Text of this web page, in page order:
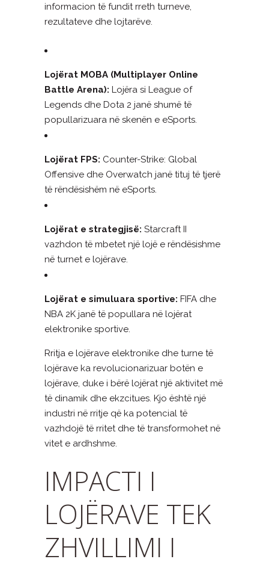
informacion të fundit rreth turneve,
rezultateve dhe lojtarëve.
Lojërat MOBA (Multiplayer Online
Battle Arena): Lojëra si League of
Legends dhe Dota 2 janë shumë të
popullarizuara në skenën e eSports.
Lojërat FPS: Counter-Strike: Global
Offensive dhe Overwatch janë tituj të tjerë
të rëndësishëm në eSports.
Lojërat e strategjisë: Starcraft II
vazhdon të mbetet një lojë e rëndësishme
në turnet e lojërave.
Lojërat e simuluara sportive: FIFA dhe
NBA 2K janë të popullara në lojërat
elektronike sportive.
Rritja e lojërave elektronike dhe turne të
lojërave ka revolucionarizuar botën e
lojërave, duke i bërë lojërat një aktivitet më
të dinamik dhe ekzcitues. Kjo është një
industri në rritje që ka potencial të
vazhdojë të rritet dhe të transformohet në
vitet e ardhshme.
IMPACTI I
LOJËRAVE TEK
ZHVILLIMI I